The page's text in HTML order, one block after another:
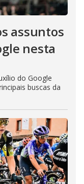
assuntos
nesta
do Google
buscas da